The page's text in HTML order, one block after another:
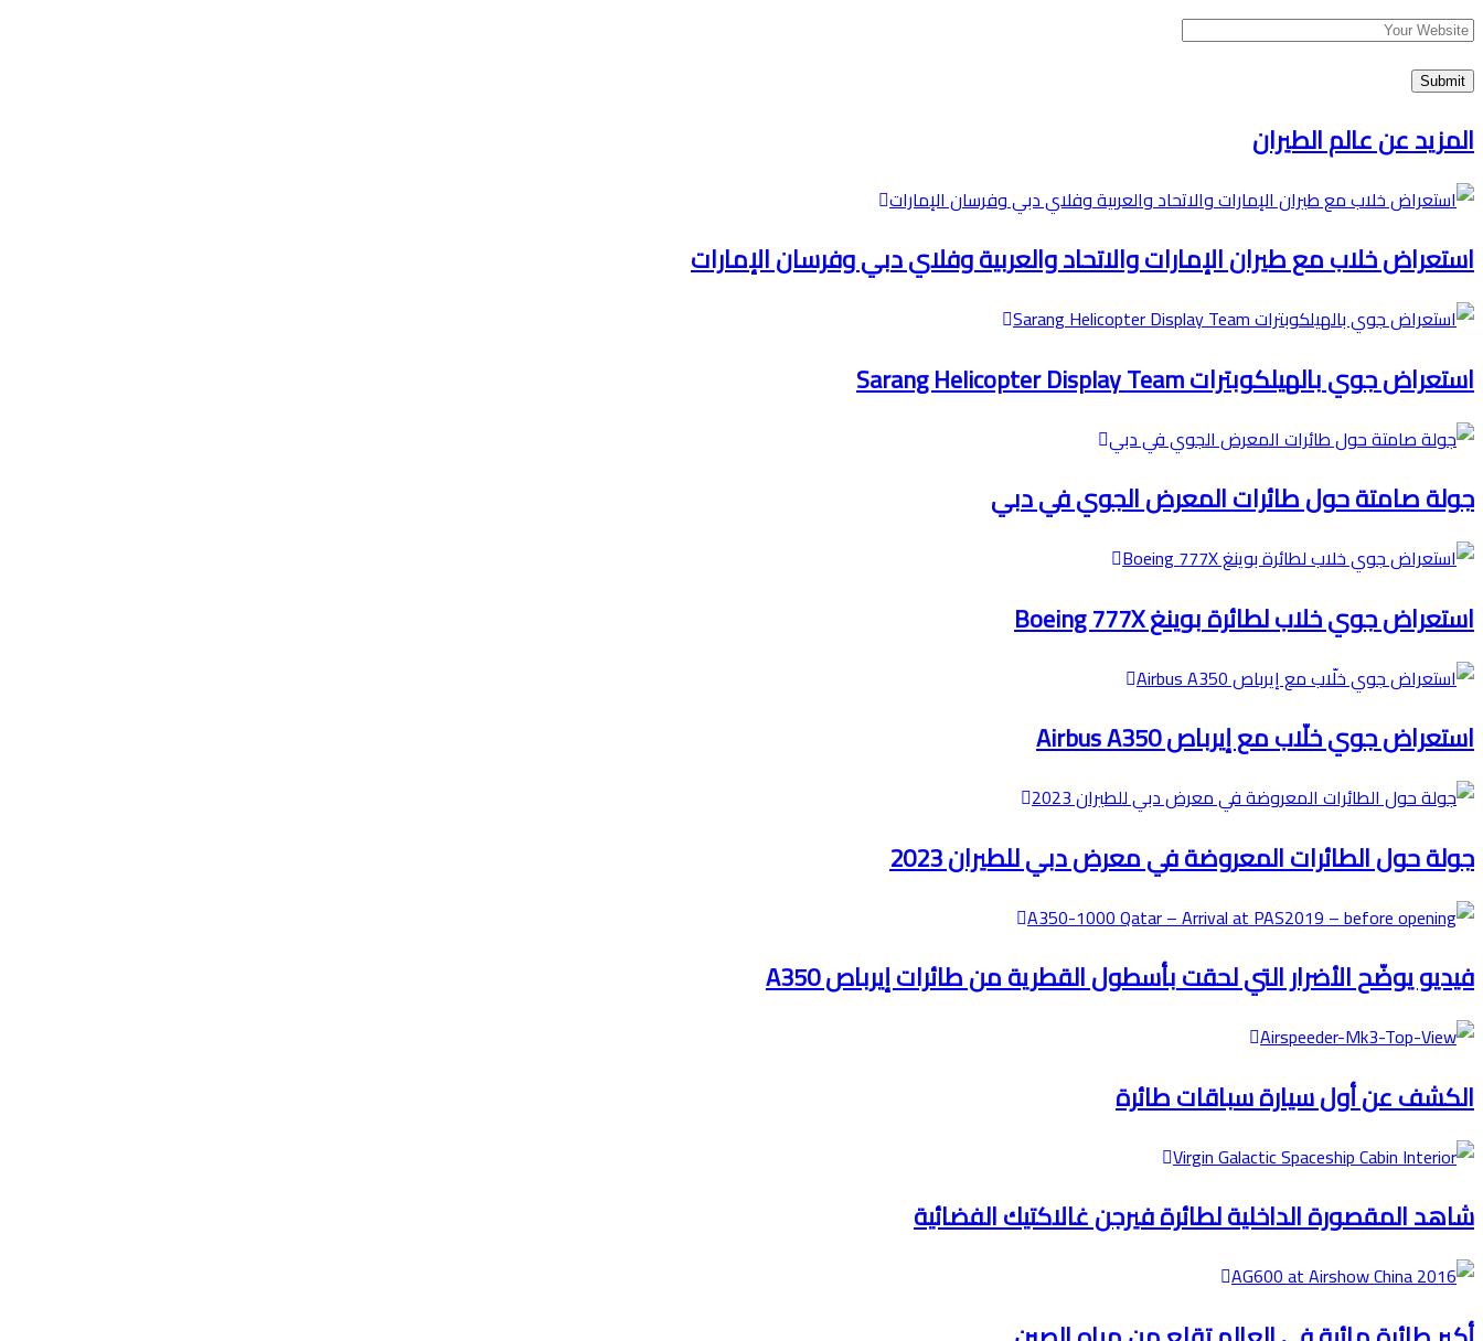
المزيد عن عالم الطيران
استعراض خلاب مع طيران الإمارات والاتحاد والعربية وفلاي دبي وفرسان الإمارات
استعراض جوي بالهيلكوبترات Sarang Helicopter Display Team
جولة صامتة حول طائرات المعرض الجوي في دبي
استعراض جوي خلاب لطائرة بوينغ Boeing 777X
استعراض جوي خلّاب مع إيرباص Airbus A350
جولة حول الطائرات المعروضة في معرض دبي للطيران 2023
فيديو يوضّح الأضرار التي لحقت بأسطول القطرية من طائرات إيرباص A350
الكشف عن أول سيارة سباقات طائرة
شاهد المقصورة الداخلية لطائرة فيرجن غالاكتيك الفضائية